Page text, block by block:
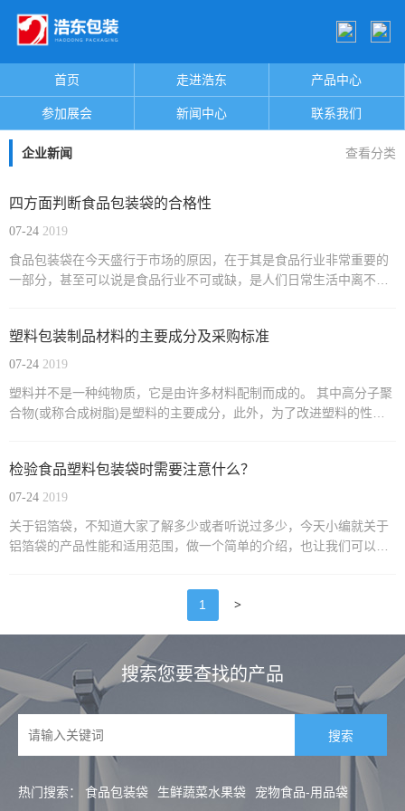
首页 走进浩东 产品中心
参加展会 新闻中心 联系我们
企业新闻 查看分类
四方面判断食品包装袋的合格性
07-24 2019
食品包装袋在今天盛行于市场的原因，在于其是食品行业非常重要的
一部分，甚至可以说是食品行业不可或缺，是人们日常生活中离不开
大家简单的介绍如何从四方面判断一个食品包装袋是否合格。
塑料包装制品材料的主要成分及采购标准
07-24 2019
塑料并不是一种纯物质，它是由许多材料配制而成的。 其中高分子聚
合物(或称合成树脂)是塑料的主要成分，此外，为了改进塑料的性
料的主要成分
检验食品塑料包装袋时需要注意什么？
07-24 2019
关于铝箔袋，不知道大家了解多少或者听说过多少，今天小编就关于
铝箔袋的产品性能和适用范围，做一个简单的介绍，也让我们可以增
温、耐低温、耐油性、保香性；无毒无味；柔软性等特点。它可...
1 >
搜索您要查找的产品
热门搜索： 食品包装袋 生鲜蔬菜水果袋 宠物食品-用品袋